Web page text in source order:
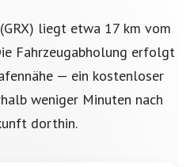
liegt etwa 17 km vom
Fahrzeugabholung erfolgt
— ein kostenloser
weniger Minuten nach
dorthin.